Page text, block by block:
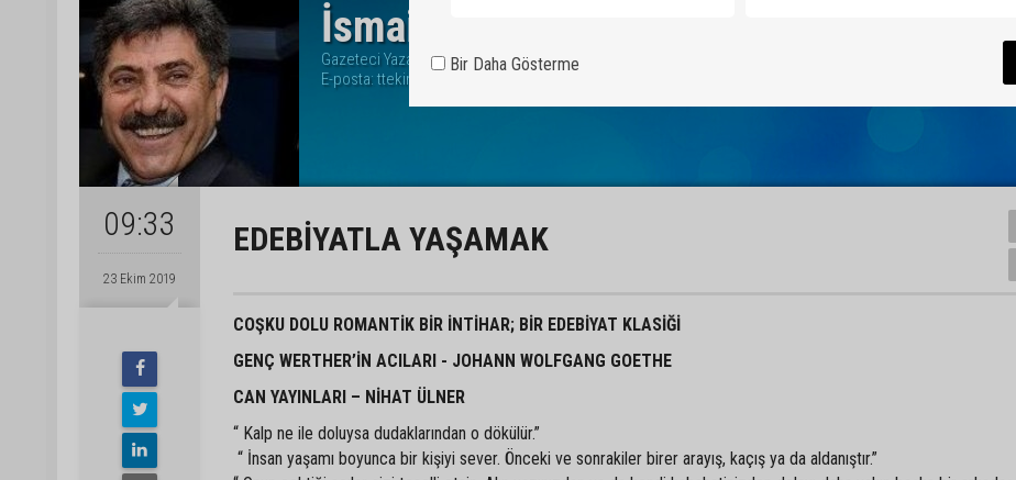
İsmail Tekin
Gazeteci Yazar
E-posta: ttekinismail@gmail.com
09:33
23 Ekim 2019
EDEBİYATLA YAŞAMAK
COŞKU DOLU ROMANTİK BİR İNTİHAR; BİR EDEBİYAT KLASİĞİ
GENÇ WERTHER’İN ACILARI - JOHANN WOLFGANG GOETHE
CAN YAYINLARI – NİHAT ÜLNER
“ Kalp ne ile doluysa dudaklarından o dökülür.”
“ İnsan yaşamı boyunca bir kişiyi sever. Önceki ve sonrakiler birer arayış, kaçış ya da aldanıştır.”
Bir Daha Gösterme